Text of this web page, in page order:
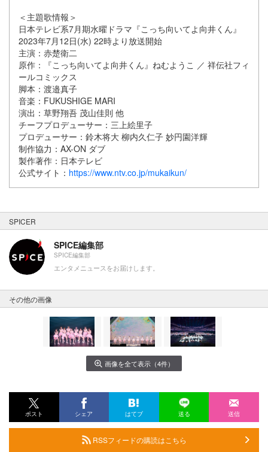
＜主題歌情報＞
日本テレビ系7月期水曜ドラマ『こっち向いてよ向井くん』
2023年7月12日(水) 22時より放送開始
主演：赤楚衛二
原作：『こっち向いてよ向井くん』ねむようこ ／ 祥伝社フィ
ールコミックス
脚本：渡邉真子
音楽：FUKUSHIGE MARI
演出：草野翔吾 茂山佳則 他
チーフプロデューサー：三上絵里子
プロデューサー：鈴木将大 柳内久仁子 妙円園洋輝
制作協力：AX-ON ダブ
製作著作：日本テレビ
公式サイト： https://www.ntv.co.jp/mukaikun/
SPICER
SPICE編集部
SPICE編集部
エンタメニュースをお届けします。
その他の画像
画像を全て表示（4件）
ポスト シェア はてブ 送る 送信
RSSフィードの購読はこちら